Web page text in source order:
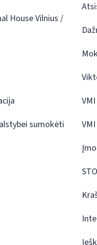
House Vilnius /
sumokėti